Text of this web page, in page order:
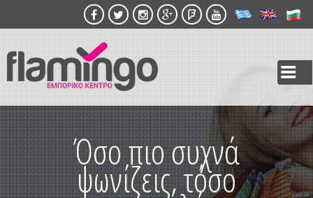
Παράκαμψη
προς το
Όσο πιο συχνά
ψωνίζεις, τόσο